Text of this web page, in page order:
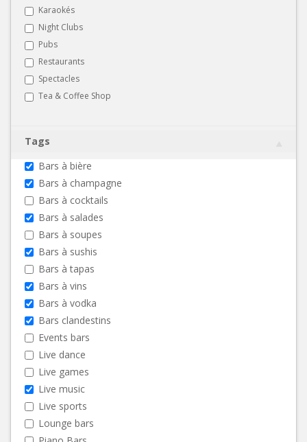
Karaokés
Night Clubs
Pubs
Restaurants
Spectacles
Tea & Coffee Shop
Tags
Bars à bière
Bars à champagne
Bars à cocktails
Bars à salades
Bars à soupes
Bars à sushis
Bars à tapas
Bars à vins
Bars à vodka
Bars clandestins
Events bars
Live dance
Live games
Live music
Live sports
Lounge bars